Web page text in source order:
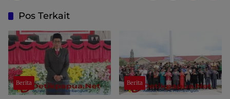
Pos Terkait
Berita Berita